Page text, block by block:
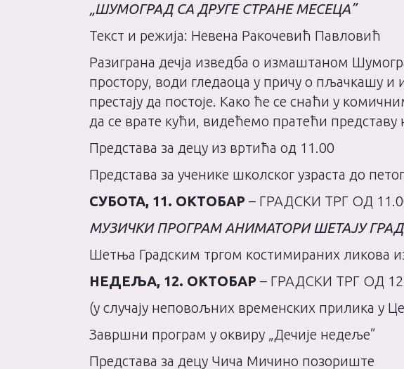
„ШУМОГРАД СА ДРУГЕ СТРАНЕ МЕСЕЦА”
Текст и режија: Невена Ракочевић Павловић
Разиграна дечја изведба о измаштаном
простору, води гледаоца у причу о пљачкашу и
престају да постоје. Како ће се снаћи у
да се врате кући, видећемо пратећи представу
Представа за децу из вртића од 11.00
Представа за ученике школског узраста до
СУБОТА, 11. ОКТОБАР – ГРАДСКИ ТРГ ОД
МУЗИЧКИ ПРОГРАМ АНИМАТОРИ ШЕТАЈУ
Шетња Градским тргом костимираних ликова
НЕДЕЉА, 12. ОКТОБАР – ГРАДСКИ ТРГ ОД
(у случају неповољних временских прилика у
Завршни програм у оквиру „Дечије недеље”
Представа за децу Чича Мичино позориште